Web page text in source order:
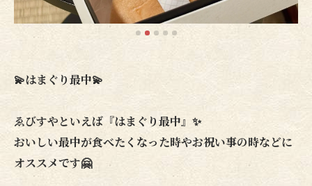
💫はまぐり最中💫
ゑびすやといえば『はまぐり最中』✨
おいしい最中が食べたくなった時やお祝い事の時などに
オススメです🤗